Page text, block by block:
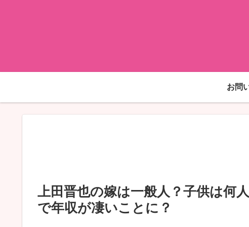
お問
上田晋也の嫁は一般人？子供は何
で年収が凄いことに？